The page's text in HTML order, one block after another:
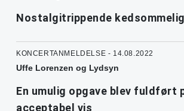
Nostalgitrippende
KONCERTANMELDELSE - 14.08.2022
Uffe Lorenzen og Lydsyn
En umulig opgave blev fuldført
acceptabel vis